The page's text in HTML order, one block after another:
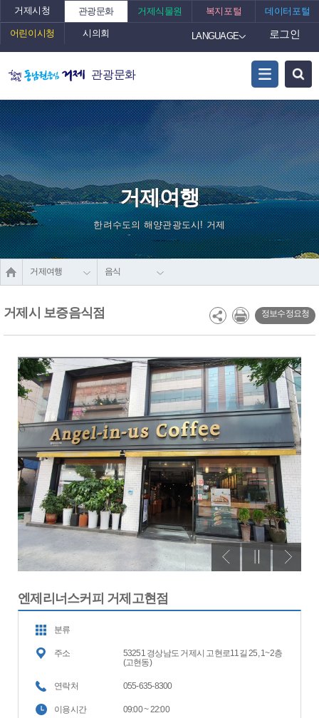
거제시청 관광문화 거제식물원 복지포털 데이터포털
어린이시청 시의회 LANGUAGE 로그인
관광문화
거제여행
한려수도의 해양관광도시! 거제
거제여행 음식
거제시 보증음식점 정보수정요청
엔제리너스커피 거제고현점
분류
주소
53251 경상남도 거제시 고현로11길 25, 1~2층
(고현동)
연락처 055-635-8300
이용시간 09:00 ~ 22:00